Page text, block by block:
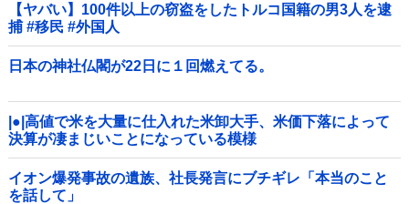
【ヤバい】100件以上の窃盗をしたトルコ国籍の男3人を逮
捕 #移民 #外国人
日本の神社仏閣が22日に１回燃えてる。
|●|高値で米を大量に仕入れた米卸大手、米価下落によって
決算が凄まじいことになっている模様
イオン爆発事故の遺族、社長発言にブチギレ「本当のこと
を話して」